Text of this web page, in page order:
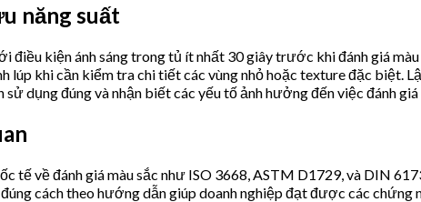
năng suất
kiện ánh sáng trong tủ ít nhất 30 giây trước khi đánh giá
lúp khi cần kiểm tra chi tiết các vùng nhỏ hoặc texture đặc biệt.
dụng đúng và nhận biết các yếu tố ảnh hưởng đến việc đánh giá
tế về đánh giá màu sắc như ISO 3668, ASTM D1729, và DIN
cách theo hướng dẫn giúp doanh nghiệp đạt được các chứng